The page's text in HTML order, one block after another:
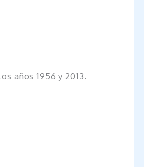
años 1956 y 2013.